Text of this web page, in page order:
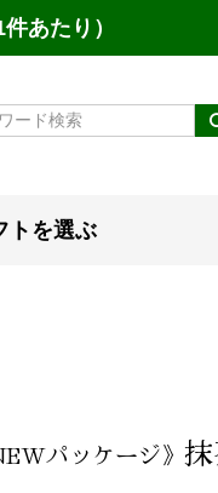
あたり）
トを選ぶ
パッケージ》